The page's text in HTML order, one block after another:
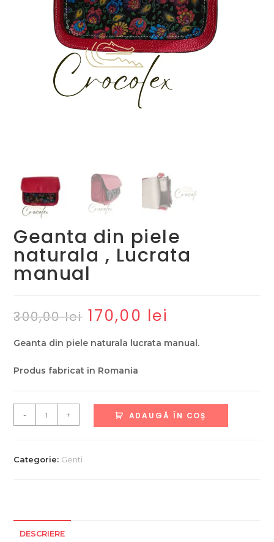
Geanta din piele
naturala , Lucrata
manual
300,00lei Prețul
inițial
fost:
300,00 lei.
170,00 lei
170,00 lei.
Geanta din piele naturala lucrata manual.
Produs fabricat in Romania
Cantitate
Geanta
piele
manual
- + ADAUGĂ ÎN COȘ
Categorie: Genti
DESCRIERE